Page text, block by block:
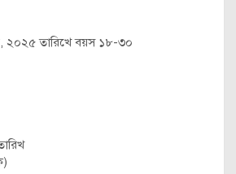
২০২৫ তারিখে বয়স ১৮-৩০